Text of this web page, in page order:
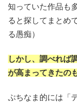
知っていた作品も
ると探してまとめ
る愚痴）
しかし、調べれば
が高まってきたの
ぷちなま的には「